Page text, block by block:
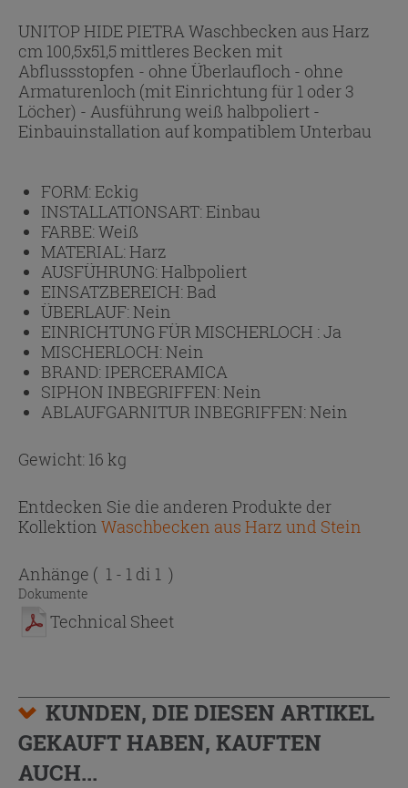
UNITOP HIDE PIETRA Waschbecken aus Harz
cm 100,5x51,5 mittleres Becken mit
Abflussstopfen - ohne Überlaufloch - ohne
Armaturenloch (mit Einrichtung für 1 oder 3
Löcher) - Ausführung weiß halbpoliert -
Einbauinstallation auf kompatiblem Unterbau
FORM:Eckig
INSTALLATIONSART:Einbau
FARBE:Weiß
MATERIAL:Harz
AUSFÜHRUNG:Halbpoliert
EINSATZBEREICH:Bad
ÜBERLAUF:Nein
EINRICHTUNG FÜR MISCHERLOCH :Ja
MISCHERLOCH:Nein
BRAND: IPERCERAMICA
SIPHON INBEGRIFFEN:Nein
ABLAUFGARNITUR INBEGRIFFEN:Nein
Gewicht: 16 kg
Entdecken Sie die anderen Produkte der
Kollektion Waschbecken aus Harz und Stein
Anhänge ( 1 - 1 di 1 )
Dokumente
Technical Sheet
KUNDEN, DIE DIESEN ARTIKEL
GEKAUFT HABEN, KAUFTEN
AUCH...